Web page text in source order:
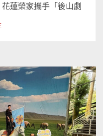
蓮榮家攜手「後山劇